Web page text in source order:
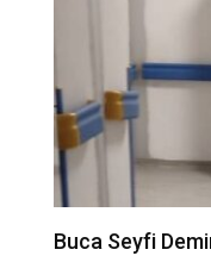
Buca Seyfi